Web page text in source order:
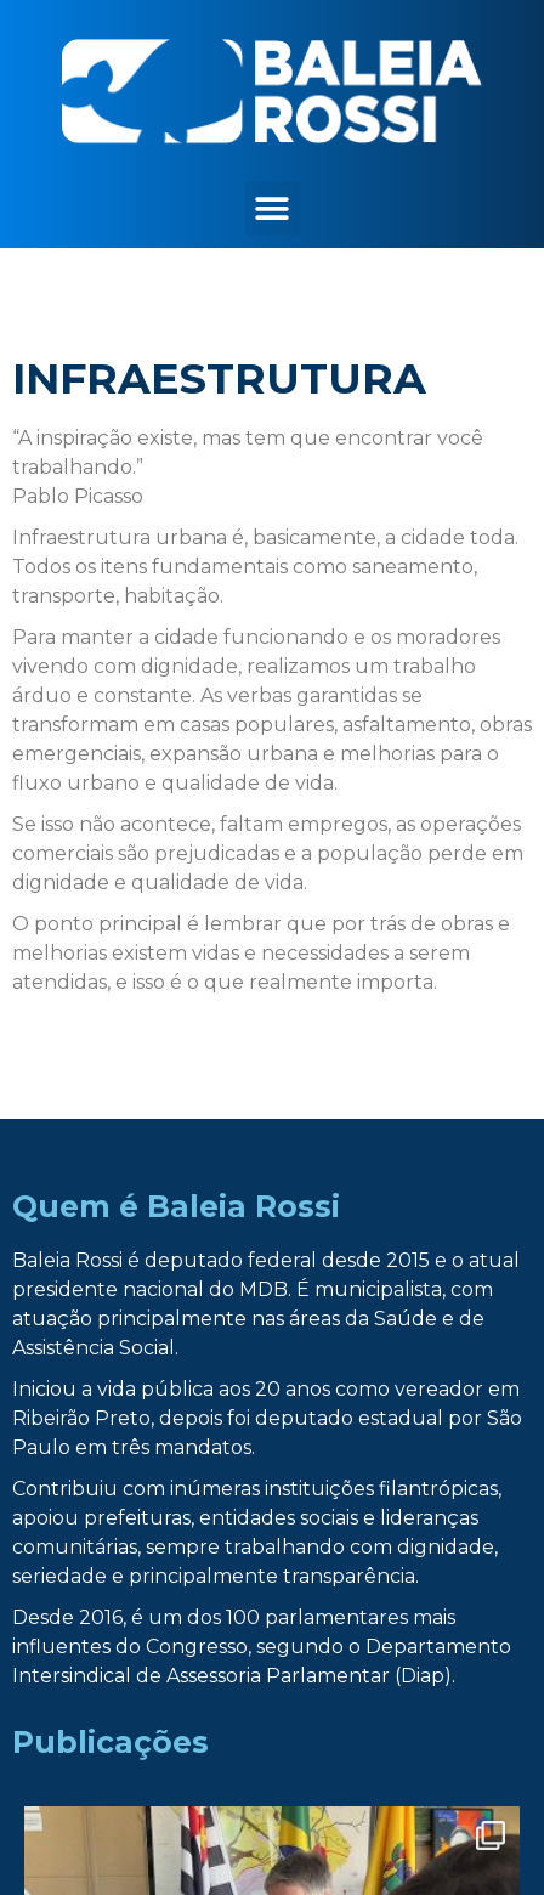
INFRAESTRUTURA
“A inspiração existe, mas tem que encontrar você
trabalhando.”
Pablo Picasso
Infraestrutura urbana é, basicamente, a cidade toda.
Todos os itens fundamentais como saneamento,
transporte, habitação.
Para manter a cidade funcionando e os moradores
vivendo com dignidade, realizamos um trabalho
árduo e constante. As verbas garantidas se
transformam em casas populares, asfaltamento, obras
emergenciais, expansão urbana e melhorias para o
fluxo urbano e qualidade de vida.
Se isso não acontece, faltam empregos, as operações
comerciais são prejudicadas e a população perde em
dignidade e qualidade de vida.
O ponto principal é lembrar que por trás de obras e
melhorias existem vidas e necessidades a serem
atendidas, e isso é o que realmente importa.
Quem é Baleia Rossi
Baleia Rossi é deputado federal desde 2015 e o atual
presidente nacional do MDB. É municipalista, com
atuação principalmente nas áreas da Saúde e de
Assistência Social.
Iniciou a vida pública aos 20 anos como vereador em
Ribeirão Preto, depois foi deputado estadual por São
Paulo em três mandatos.
Contribuiu com inúmeras instituições filantrópicas,
apoiou prefeituras, entidades sociais e lideranças
comunitárias, sempre trabalhando com dignidade,
seriedade e principalmente transparência.
Desde 2016, é um dos 100 parlamentares mais
influentes do Congresso, segundo o Departamento
Intersindical de Assessoria Parlamentar (Diap).
Publicações